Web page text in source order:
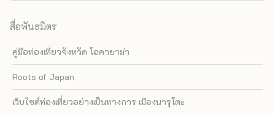
สื่อพันธมิตร
คู่มือท่องเที่ยวจังหวัด โอคายาม่า
Roots of Japan
เว็บไซต์ท่องเที่ยวอย่างเป็นทางการ เมืองนารุโตะ